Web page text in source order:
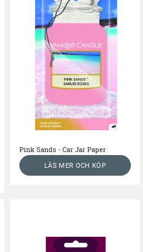
Pink Sands - Car Jar Paper
LÄS MER OCH KÖP